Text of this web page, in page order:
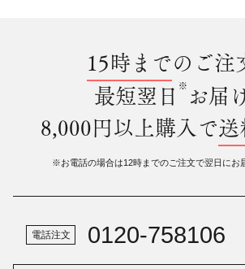
15時までのご注
最短翌日 ※ お届
8,000円以上購入で
※お電話の場合は12時までのご注文で翌日にお
電話注文 0120-758106